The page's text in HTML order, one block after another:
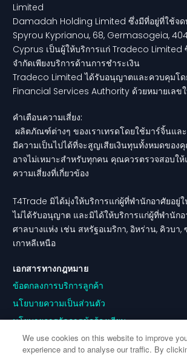
Limited
Damadah Holding Limited ซึ่งมีที่อยู่ที่ใช้จด
Spyrou Kyprianou, 68, Germasogeia,
Cyprus เป็นผู้ให้บริการแก่ Tradeco Limited
จำกัดเพียงบริการด้านการชำระเงิน
Tradeco Limited ได้รับอนุญาตและควบคุมโ
Financial Services Authority ด้วยหมายเลข
คำเตือนความเสี่ยง:
ผลิตภัณฑ์ต่างๆ ของเราเทรดโดยใช้มาร์จิ้นแล
มีความเป็นไปได้ที่จะสูญเสียเงินทุนทั้งหมดขอ
อาจไม่เหมาะสำหรับทุกคน คุณควรตรวจสอบใ
ความเสี่ยงที่เกี่ยวข้อง
T4Trade มิได้มุ่งให้บริการแก่ผู้ที่พำนักอาศัยอยู่
ไม่ได้รับอนุญาต และมิได้ให้บริการแก่ผู้ที่พำนัก
ศาลบางแห่ง เช่น สหรัฐอเมริกา, อิหร่าน, คิวบา,
เกาหลีเหนือ
เอกสารทางกฎหมาย
ข้อตกลงการบริการลูกค้า
นโยบายความเป็นส่วนตัว
นโยบายการจัดการข้อร้องเรียน
ความขัดแย้งทางผลประโยชน์
We use cookies on this website to improve
experience and to analyse our traffic. By